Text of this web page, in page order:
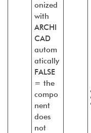
onized
with
ARCHI
CAD
autom
atically
FALSE
= the
compo
nent
does
not